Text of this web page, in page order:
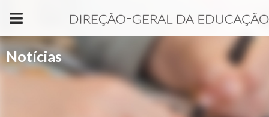
Notícias